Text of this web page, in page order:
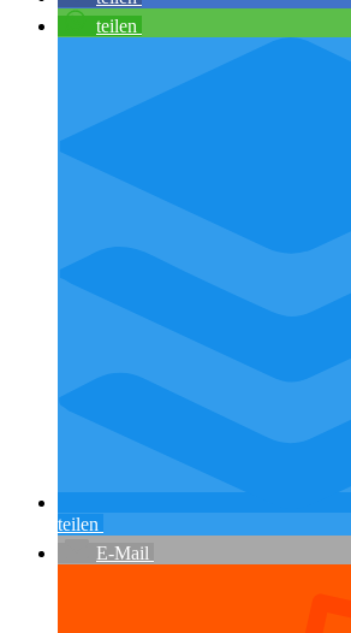
teilen
teilen
E-Mail